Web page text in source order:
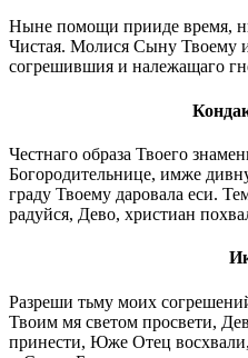
Ныне помощи прииде время,
Чистая. Молися Сыну Твоему
согрешившия и належащаго
Честнаго образа Твоего
Богородительнице, имже
граду Твоему даровала еси.
радуйся, Дево, христиан
Разреши тьму моих
Твоим мя светом просвети,
принести, Юже Отец